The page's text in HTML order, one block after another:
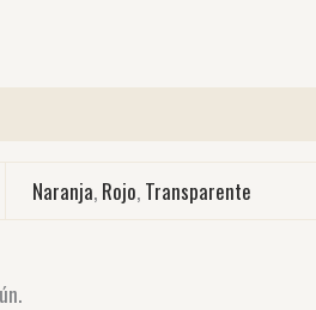
Naranja, Rojo, Transparente